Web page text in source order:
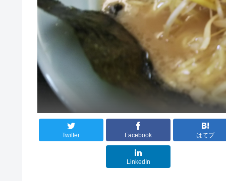
Twitter Facebook はてブ
LinkedIn